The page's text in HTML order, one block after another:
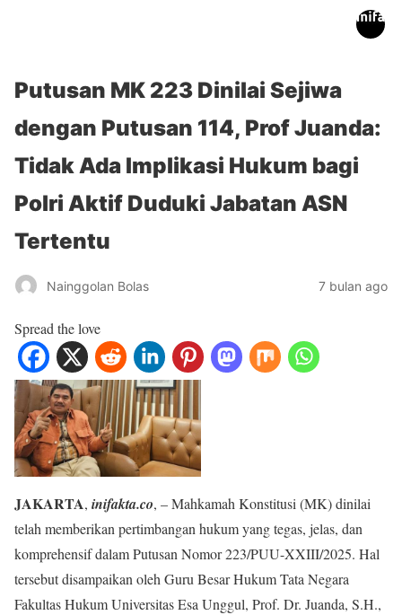
Putusan MK 223 Dinilai Sejiwa
dengan Putusan 114, Prof Juanda:
Tidak Ada Implikasi Hukum bagi
Polri Aktif Duduki Jabatan ASN
Tertentu
Nainggolan Bolas 7 bulan ago
Spread the love
JAKARTA, inifakta.co, – Mahkamah Konstitusi (MK) dinilai
telah memberikan pertimbangan hukum yang tegas, jelas, dan
komprehensif dalam Putusan Nomor 223/PUU-XXIII/2025. Hal
tersebut disampaikan oleh Guru Besar Hukum Tata Negara
Fakultas Hukum Universitas Esa Unggul, Prof. Dr. Juanda, S.H.,